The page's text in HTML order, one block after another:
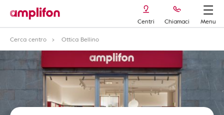
Centri Chiamaci
Menu
Cerca centro
Ottica Bellino